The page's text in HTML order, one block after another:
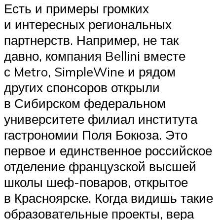
Есть и примеры громких
и интересных региональных
партнерств. Например, не так
давно, компания Bellini вместе
с Metro, SimpleWine и рядом
других спонсоров открыли
в Сибирском федеральном
университете филиал института
гастрономии Поля Бокюза. Это
первое и единственное российское
отделение французской высшей
школы шеф-поваров, открытое
в Красноярске. Когда видишь такие
образовательные проекты, вера